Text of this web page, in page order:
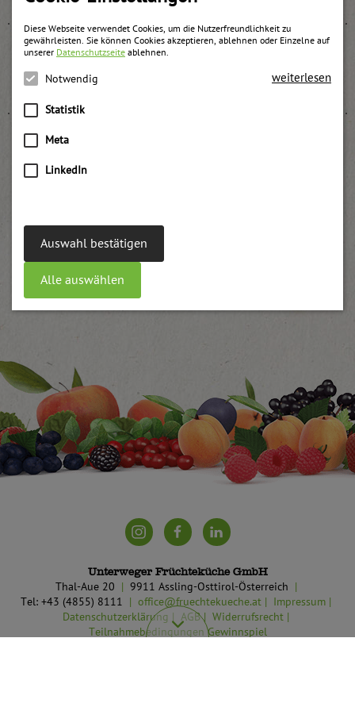
Diese Webseite verwendet Cookies, um die Nutzerfreundlichkeit zu
gewährleisten. Sie können Cookies akzeptieren, ablehnen oder Einzelne auf
unserer Datenschutzseite ablehnen.
Notwendig
Statistik
Meta
LinkedIn
weiterlesen
Auswahl bestätigen
Alle auswählen
Unterweger Früchteküche GmbH
Thal-Aue 20
9911 Assling-Osttirol-Österreich
Tel: +43 (4855) 8111
office@fruechtekueche.at
Impressum
Datenschutzerklärung
AGB
Widerrufsrecht
Teilnahmebedingungen Gewinnspiel